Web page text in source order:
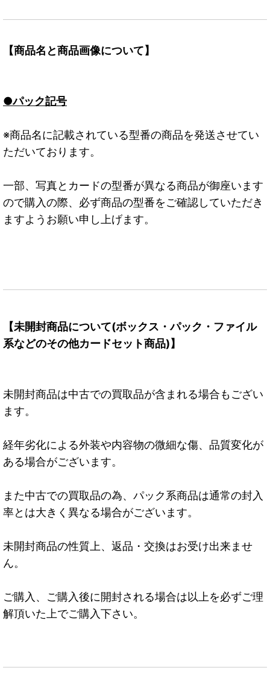
【商品名と商品画像について】
●パック記号
※商品名に記載されている型番の商品を発送させてい
ただいております。
一部、写真とカードの型番が異なる商品が御座います
ので購入の際、必ず商品の型番をご確認していただき
ますようお願い申し上げます。
【未開封商品について(ボックス・パック・ファイル
系などのその他カードセット商品)】
未開封商品は中古での買取品が含まれる場合もござい
ます。
経年劣化による外装や内容物の微細な傷、品質変化が
ある場合がございます。
また中古での買取品の為、パック系商品は通常の封入
率とは大きく異なる場合がございます。
未開封商品の性質上、返品・交換はお受け出来ませ
ん。
ご購入、ご購入後に開封される場合は以上を必ずご理
解頂いた上でご購入下さい。